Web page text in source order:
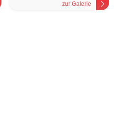
zur Galerie